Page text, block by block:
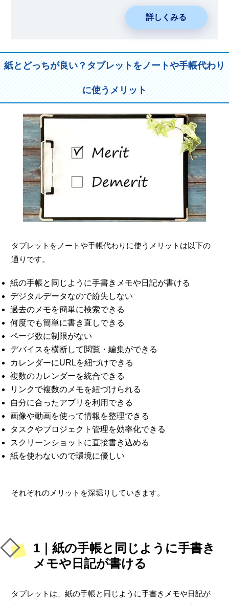
詳しくみる
紙とどっちが良い？タブレットをノートや手帳代わり
に使うメリット
タブレットをノートや手帳代わりに使うメリットは以下の
通りです。
紙の手帳と同じように手書きメモや日記が書ける
デジタルデータなので紛失しない
過去のメモを簡単に検索できる
何度でも簡単に書き直しできる
ページ数に制限がない
デバイスを横断して閲覧・編集ができる
カレンダーにURLを紐づけできる
複数のカレンダーを統合できる
リンクで複数のメモを紐づけられる
自分に合ったアプリを利用できる
画像や動画を使って情報を整理できる
タスクやプロジェクト管理を効率化できる
スクリーンショットに直接書き込める
紙を使わないので環境に優しい
それぞれのメリットを深堀りしていきます。
1｜紙の手帳と同じように手書き
メモや日記が書ける
タブレットは、紙の手帳と同じように手書きメモや日記が